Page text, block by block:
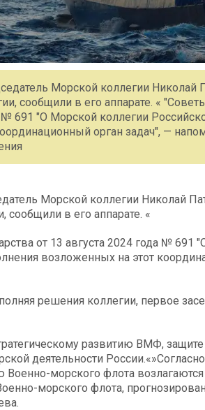
Морской коллегии Николай
сообщили в его аппарате. «
№ 691 "О Морской коллегии
орган задач", —
Морской коллегии Николай
в его аппарате. «
от 13 августа 2024 года № 691
возложенных на этот
решения коллегии, первое
развитию ВМФ,
деятельности
Военно-морского флота
морского флота,